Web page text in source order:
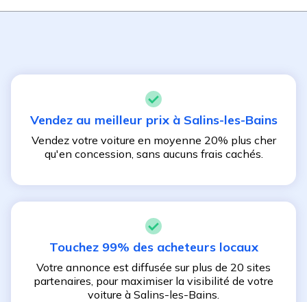
Vendez au meilleur prix à Salins-les-Bains
Vendez votre voiture en moyenne 20% plus cher
qu'en concession, sans aucuns frais cachés.
Touchez 99% des acheteurs locaux
Votre annonce est diffusée sur plus de 20 sites
partenaires, pour maximiser la visibilité de votre
voiture à Salins-les-Bains.